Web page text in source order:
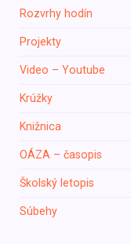
Rozvrhy hodín
Projekty
Video – Youtube
Krúžky
Knižnica
ОÁZA – časopis
Školský letopis
Súbehy